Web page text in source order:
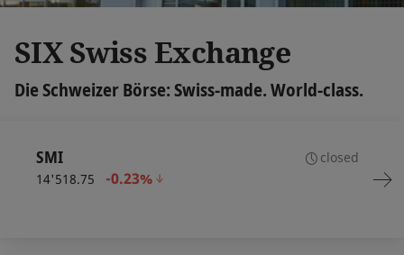
SIX Swiss Exchange
Die Schweizer Börse: Swiss-made. World-class.
closed
SMI
14'518.75 -0.23%